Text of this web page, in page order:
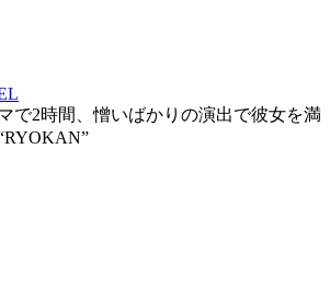
で2時間、憎いばかりの演出で彼女を満